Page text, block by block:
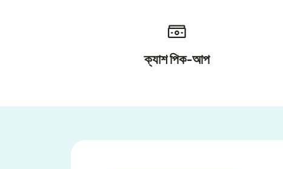
ক্যাশ পিক-আপ